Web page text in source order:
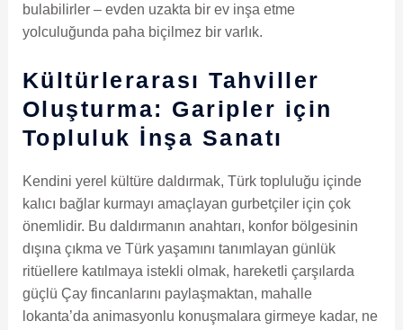
bulabilirler – evden uzakta bir ev inşa etme
yolculuğunda paha biçilmez bir varlık.
Kültürlerarası Tahviller
Oluşturma: Garipler için
Topluluk İnşa Sanatı
Kendini yerel kültüre daldırmak, Türk topluluğu içinde
kalıcı bağlar kurmayı amaçlayan gurbetçiler için çok
önemlidir. Bu daldırmanın anahtarı, konfor bölgesinin
dışına çıkma ve Türk yaşamını tanımlayan günlük
ritüellere katılmaya istekli olmak, hareketli çarşılarda
güçlü Çay fincanlarını paylaşmaktan, mahalle
lokanta’da animasyonlu konuşmalara girmeye kadar, ne